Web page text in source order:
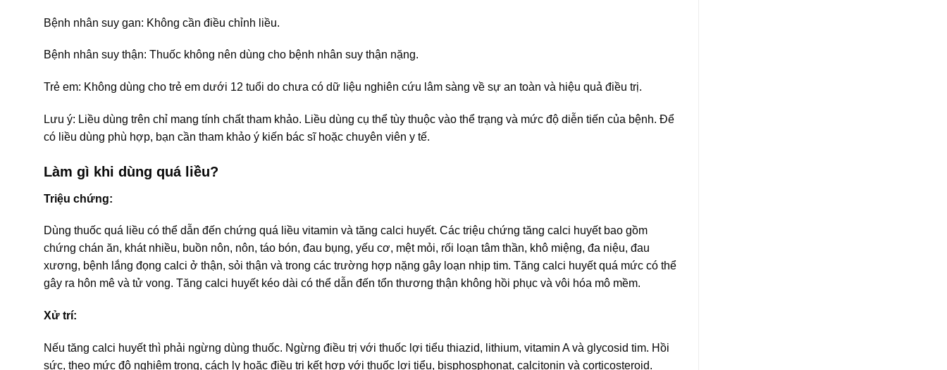
Bệnh nhân suy gan: Không cần điều chỉnh liều.
Bệnh nhân suy thận: Thuốc không nên dùng cho bệnh nhân suy thận nặng.
Trẻ em: Không dùng cho trẻ em dưới 12 tuổi do chưa có dữ liệu nghiên cứu lâm sàng về sự an toàn và hiệu quả điều trị.
Lưu ý: Liều dùng trên chỉ mang tính chất tham khảo. Liều dùng cụ thể tùy thuộc vào thể trạng và mức độ diễn tiến của bệnh. Để
có liều dùng phù hợp, bạn cần tham khảo ý kiến bác sĩ hoặc chuyên viên y tế.
Làm gì khi dùng quá liều?
Triệu chứng:
Dùng thuốc quá liều có thể dẫn đến chứng quá liều vitamin và tăng calci huyết. Các triệu chứng tăng calci huyết bao gồm
chứng chán ăn, khát nhiều, buồn nôn, nôn, táo bón, đau bụng, yếu cơ, mệt mỏi, rối loạn tâm thần, khô miệng, đa niệu, đau
xương, bệnh lắng đọng calci ở thận, sỏi thận và trong các trường hợp nặng gây loạn nhịp tim. Tăng calci huyết quá mức có thể
gây ra hôn mê và tử vong. Tăng calci huyết kéo dài có thể dẫn đến tổn thương thận không hồi phục và vôi hóa mô mềm.
Xử trí:
Nếu tăng calci huyết thì phải ngừng dùng thuốc. Ngừng điều trị với thuốc lợi tiểu thiazid, lithium, vitamin A và glycosid tim. Hồi
sức, theo mức độ nghiêm trọng, cách ly hoặc điều trị kết hợp với thuốc lợi tiểu, bisphosphonat, calcitonin và corticosteroid.